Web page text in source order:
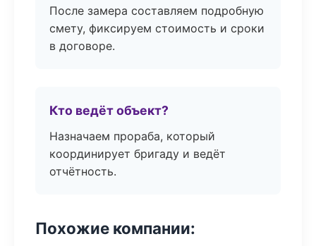
После замера составляем подробную
смету, фиксируем стоимость и сроки
в договоре.
Кто ведёт объект?
Назначаем прораба, который
координирует бригаду и ведёт
отчётность.
Похожие компании: